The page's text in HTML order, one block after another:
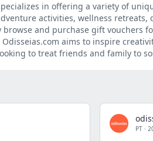
in offering a variety of
activities, wellness retreats,
and purchase gift vouchers
aims to inspire
to treat friends and family to
PT ·